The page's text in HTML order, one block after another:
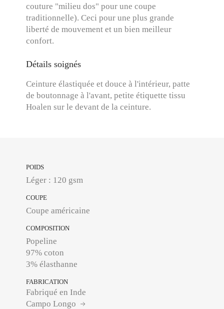
couture "milieu dos" pour une coupe
traditionnelle). Ceci pour une plus grande
liberté de mouvement et un bien meilleur
confort.
Détails soignés
Ceinture élastiquée et douce à l'intérieur, patte
de boutonnage à l'avant, petite étiquette tissu
Hoalen sur le devant de la ceinture.
POIDS
Léger : 120 gsm
COUPE
Coupe américaine
COMPOSITION
Popeline
97% coton
3% élasthanne
FABRICATION
Fabriqué en Inde
Campo Longo